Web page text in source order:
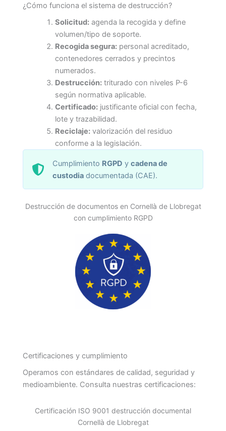
¿Cómo funciona el sistema de destrucción?
Solicitud:agenda la recogida y define
volumen/tipo de soporte.
Recogida segura:personal acreditado,
contenedores cerrados y precintos
numerados.
Destrucción:triturado con niveles P-6
según normativa aplicable.
Certificado:justificante oficial con fecha,
lote y trazabilidad.
Reciclaje:valorización del residuo
conforme a la legislación.
Cumplimiento RGPD ycadena de
custodia documentada (CAE).
Destrucción de documentos en Cornellà de Llobregat
con cumplimiento RGPD
Certificaciones y cumplimiento
Operamos con estándares de calidad, seguridad y
medioambiente. Consulta nuestras certificaciones:
Certificación ISO 9001 destrucción documental
Cornellà de Llobregat